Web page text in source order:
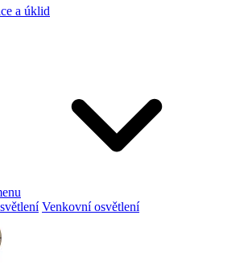
a úklid
Venkovní osvětlení